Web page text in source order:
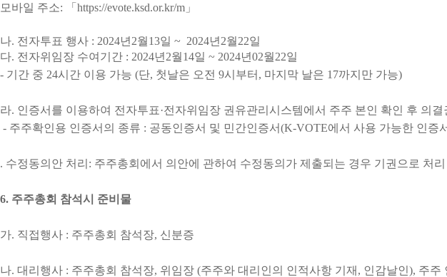
모바일 주소: 「https://evote.ksd.or.kr/m」
나. 전자투표 행사 : 2024년2월13일 ~ 2024년2월22일
다. 전자위임장 수여기간 : 2024년2월14일 ~ 2024년02월22일
- 기간 중 24시간 이용 가능 (단, 첫날은 오전 9시부터, 마지막 날은 17까지만 가능)
라. 인증서를 이용하여 전자투표·전자위임장 권유관리시스템에서 주주 본인 확인 후 의결
- 주주확인용 인증서의 종류 : 공동인증서 및 민간인증서(K-VOTE에서 사용 가능한 인증
. 수정동의안 처리: 주주총회에서 의안에 관하여 수정동의가 제출되는 경우 기권으로 처리
6. 주주총회 참석시 준비물
가. 직접행사 : 주주총회 참석장, 신분증
나. 대리행사 : 주주총회 참석장, 위임장 (주주와 대리인의 인적사항 기재, 인감날인), 주주